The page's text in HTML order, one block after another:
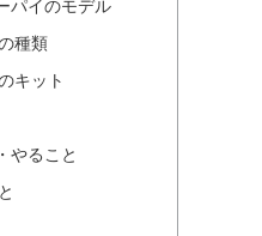
パイのモデル
種類
キット
やること